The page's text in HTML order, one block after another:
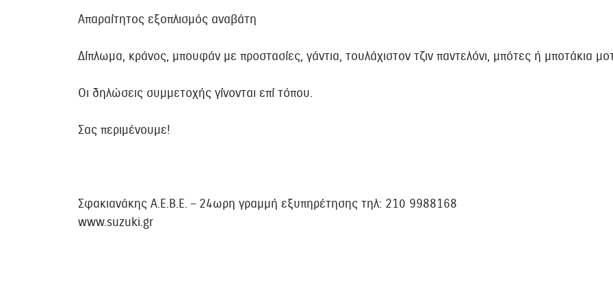
Απαραίτητος εξοπλισμός αναβάτη
Δίπλωμα, κράνος, μπουφάν με προστασίες, γάντια, τουλάχιστον τζιν παντελόνι, μπότες ή μποτάκια
Οι δηλώσεις συμμετοχής γίνονται επί τόπου.
Σας περιμένουμε!
Σφακιανάκης Α.Ε.Β.Ε. – 24ωρη γραμμή εξυπηρέτησης τηλ: 210 9988168
www.suzuki.gr